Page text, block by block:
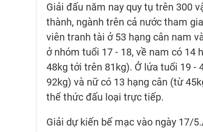
Giải đấu năm nay quy tụ trên 300
thành, ngành trên cả nước tham
viên tranh tài ở 53 hạng cân nam
ở nhóm tuổi 17 - 18, về nam có 14
48kg tới trên 81kg). Ở lứa tuổi 19 -
92kg) và nữ có 13 hạng cân (từ
thể thức đấu loại trực tiếp.
Giải dự kiến bế mạc vào ngày 17/